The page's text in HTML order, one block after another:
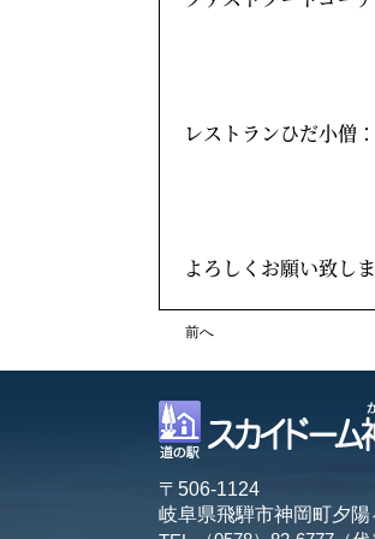
水曜
レストランひだ小僧
水曜
よろしくお願い致しま
前へ
〒506-1124
岐阜県飛騨市神岡町夕